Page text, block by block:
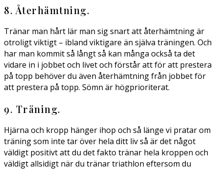
8. Återhämtning.
Tränar man hårt lär man sig snart att återhämtning är
otroligt viktigt – ibland viktigare än själva träningen. Och
har man kommit så långt så kan många också ta det
vidare in i jobbet och livet och förstår att för att prestera
på topp behöver du även återhämtning från jobbet för
att prestera på topp. Sömn är högprioriterat.
9. Träning.
Hjärna och kropp hänger ihop och så länge vi pratar om
träning som inte tar över hela ditt liv så är det något
väldigt positivt att du det fakto tränar hela kroppen och
väldigt allsidigt när du tränar triathlon eftersom du